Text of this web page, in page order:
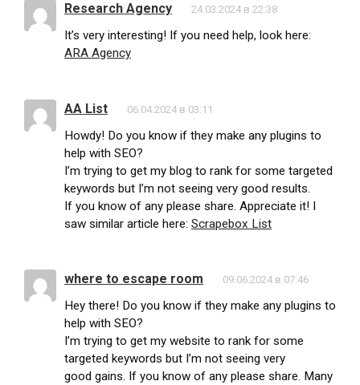
Research Agency 24.03.2024 в 22:38
It’s very interesting! If you need help, look here:
ARA Agency
AA List 06.04.2024 в 03:11
Howdy! Do you know if they make any plugins to
help with SEO?
I’m trying to get my blog to rank for some targeted
keywords but I’m not seeing very good results.
If you know of any please share. Appreciate it! I
saw similar article here: Scrapebox List
where to escape room 09.06.2024 в 07:46
Hey there! Do you know if they make any plugins to
help with SEO?
I’m trying to get my website to rank for some
targeted keywords but I’m not seeing very
good gains. If you know of any please share. Many